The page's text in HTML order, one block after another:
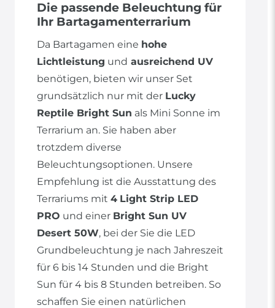
Die passende Beleuchtung für
Ihr Bartagamenterrarium
Da Bartagamen eine hohe
Lichtleistung und ausreichend UV
benötigen, bieten wir unser Set
grundsätzlich nur mit der Lucky
Reptile Bright Sun als Mini Sonne im
Terrarium an. Sie haben aber
trotzdem diverse
Beleuchtungsoptionen. Unsere
Empfehlung ist die Ausstattung des
Terrariums mit 4 Light Strip LED
PRO und einer Bright Sun UV
Desert 50W, bei der Sie die LED
Grundbeleuchtung je nach Jahreszeit
für 6 bis 14 Stunden und die Bright
Sun für 4 bis 8 Stunden betreiben. So
schaffen Sie einen natürlichen